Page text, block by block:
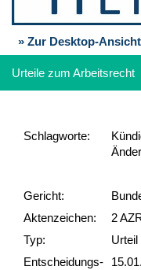
» Zur Desktop-Ansicht
Urteile zum Arbeitsrecht
Schlag­worte:
Gericht:
Akten­zeichen:
2
Typ:
Urteil
Ent­scheid­ungs­